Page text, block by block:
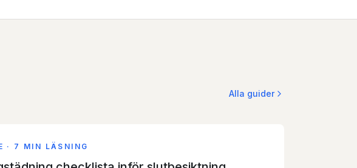
Alla guider
· 7 MIN LÄSNING